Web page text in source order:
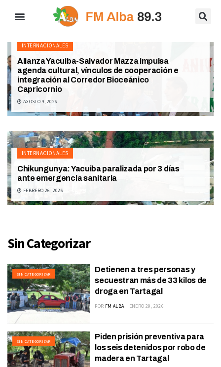
INTERNACIONALES
Alianza Yacuiba-Salvador Mazza impulsa
agenda cultural, vínculos de cooperación e
integración al Corredor Bioceánico
Capricornio
AGOSTO 9, 2026
INTERNACIONALES
Chikungunya: Yacuiba paralizada por 3 días
ante emergencia sanitaria
FEBRERO 26, 2026
Sin Categorizar
SIN CATEGORIZAR
Detienen a tres personas y
secuestran más de 33 kilos de
droga en Tartagal
POR FM ALBA ENERO 29, 2026
SIN CATEGORIZAR
Piden prisión preventiva para
los seis detenidos por robo de
madera en Tartagal